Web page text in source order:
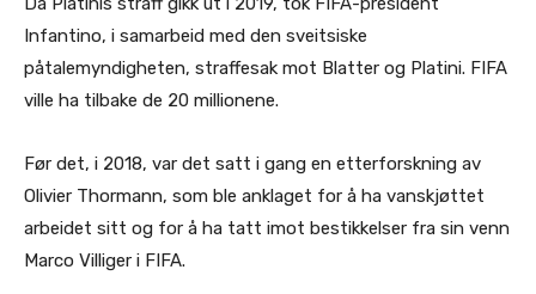
Infantino, i samarbeid med den sveitsiske
påtalemyndigheten, straffesak mot Blatter og Platini. FIFA
ville ha tilbake de 20 millionene.
Før det, i 2018, var det satt i gang en etterforskning av
Olivier Thormann, som ble anklaget for å ha vanskjøttet
arbeidet sitt og for å ha tatt imot bestikkelser fra sin venn
Marco Villiger i FIFA.